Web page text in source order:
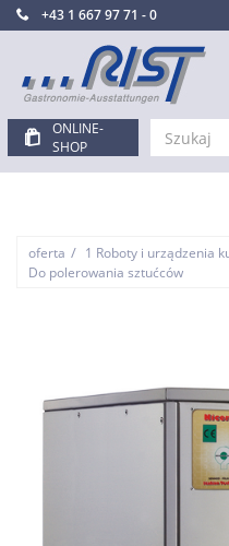
+43 1 667 97 71 - 0
ONLINE-
SHOP
oferta / 1 Roboty i urządzenia
Do polerowania sztućców